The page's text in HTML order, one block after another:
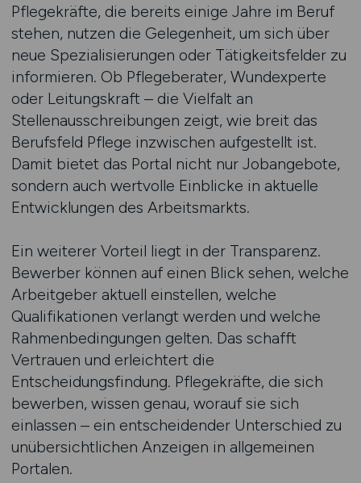
Pflegekräfte, die bereits einige Jahre im Beruf
stehen, nutzen die Gelegenheit, um sich über
neue Spezialisierungen oder Tätigkeitsfelder zu
informieren. Ob Pflegeberater, Wundexperte
oder Leitungskraft – die Vielfalt an
Stellenausschreibungen zeigt, wie breit das
Berufsfeld Pflege inzwischen aufgestellt ist.
Damit bietet das Portal nicht nur Jobangebote,
sondern auch wertvolle Einblicke in aktuelle
Entwicklungen des Arbeitsmarkts.
Ein weiterer Vorteil liegt in der Transparenz.
Bewerber können auf einen Blick sehen, welche
Arbeitgeber aktuell einstellen, welche
Qualifikationen verlangt werden und welche
Rahmenbedingungen gelten. Das schafft
Vertrauen und erleichtert die
Entscheidungsfindung. Pflegekräfte, die sich
bewerben, wissen genau, worauf sie sich
einlassen – ein entscheidender Unterschied zu
unübersichtlichen Anzeigen in allgemeinen
Portalen.